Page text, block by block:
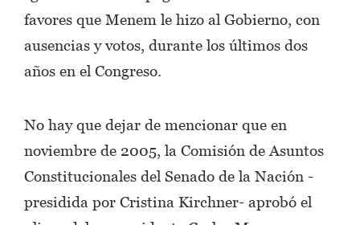
favores que Menem le hizo al Gobierno, con
ausencias y votos, durante los últimos dos
años en el Congreso.
No hay que dejar de mencionar que en
noviembre de 2005, la Comisión de Asuntos
Constitucionales del Senado de la Nación -
presidida por Cristina Kirchner- aprobó el